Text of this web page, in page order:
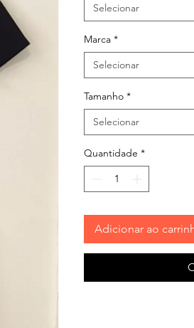
Selecionar
Marca *
Selecionar
Tamanho *
Selecionar
Quantidade *
Adicionar ao